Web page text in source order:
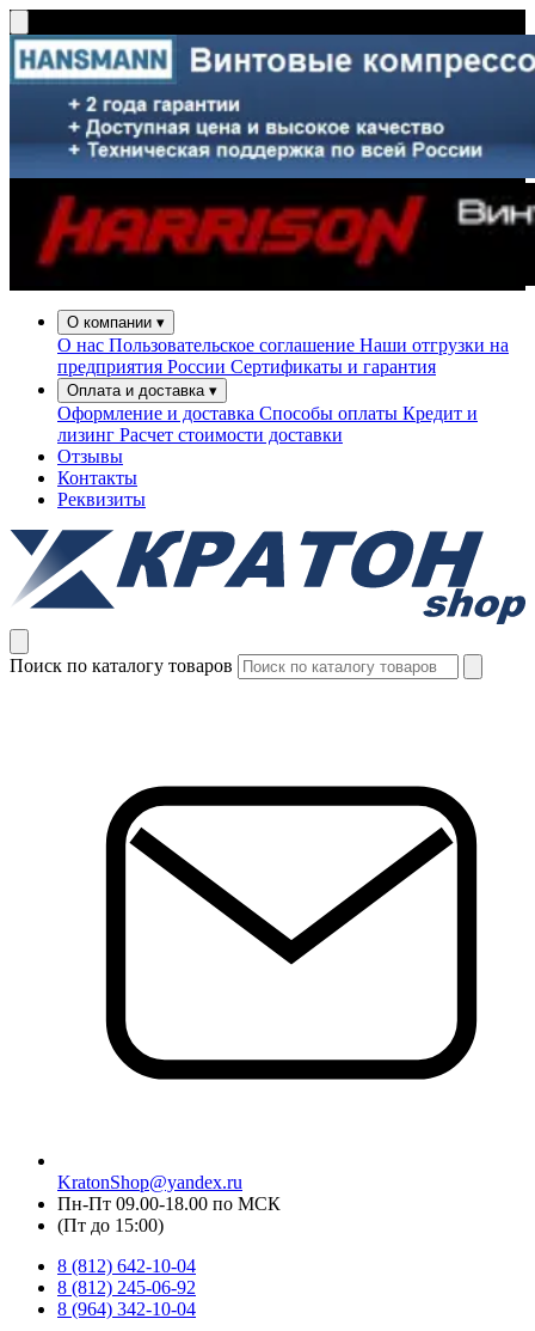
О компании ▾
О нас Пользовательское соглашение Наши отгрузки на
предприятия России Сертификаты и гарантия
Оплата и доставка ▾
Оформление и доставка Способы оплаты Кредит и
лизинг Расчет стоимости доставки
Отзывы
Контакты
Реквизиты
Поиск по каталогу товаров
KratonShop@yandex.ru
Пн-Пт 09.00-18.00 по МСК
(Пт до 15:00)
8 (812) 642-10-04
8 (812) 245-06-92
8 (964) 342-10-04